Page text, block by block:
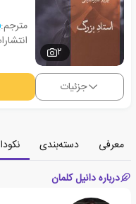
2
مترجم:
جزئیات
معرفی دسته‌بندی
درباره دانیل کلمان